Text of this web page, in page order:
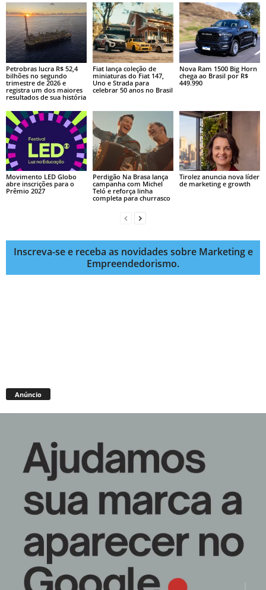
Petrobras lucra R$ 52,4
bilhões no segundo
trimestre de 2026 e
registra um dos maiores
resultados de sua história
Fiat lança coleção de
miniaturas do Fiat 147,
Uno e Strada para
celebrar 50 anos no Brasil
Nova Ram 1500 Big Horn
chega ao Brasil por R$
449.990
Movimento LED Globo
abre inscrições para o
Prêmio 2027
Perdigão Na Brasa lança
campanha com Michel
Teló e reforça linha
completa para churrasco
Tirolez anuncia nova líder
de marketing e growth
Inscreva-se e receba as novidades sobre Marketing e
Empreendedorismo.
Anúncio